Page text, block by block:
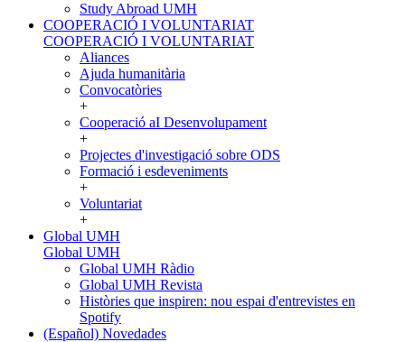
Study Abroad UMH
COOPERACIÓ I VOLUNTARIAT
COOPERACIÓ I VOLUNTARIAT
Aliances
Ajuda humanitària
Convocatòries
+
Cooperació aI Desenvolupament
+
Projectes d'investigació sobre ODS
Formació i esdeveniments
+
Voluntariat
+
Global UMH
Global UMH
Global UMH Ràdio
Global UMH Revista
Històries que inspiren: nou espai d'entrevistes en
Spotify
(Español) Novedades